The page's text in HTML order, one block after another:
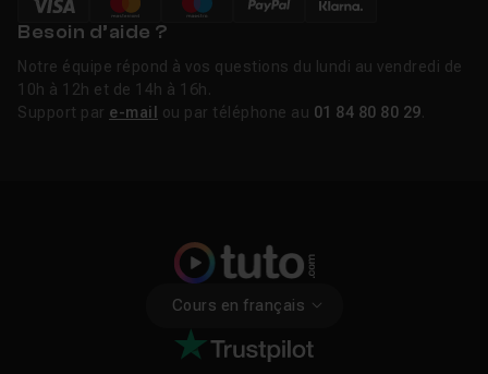
Besoin d’aide ?
Notre équipe répond à vos questions du lundi au vendredi de
10h à 12h et de 14h à 16h.
Support par e-mail ou par téléphone au 01 84 80 80 29
Cours en français